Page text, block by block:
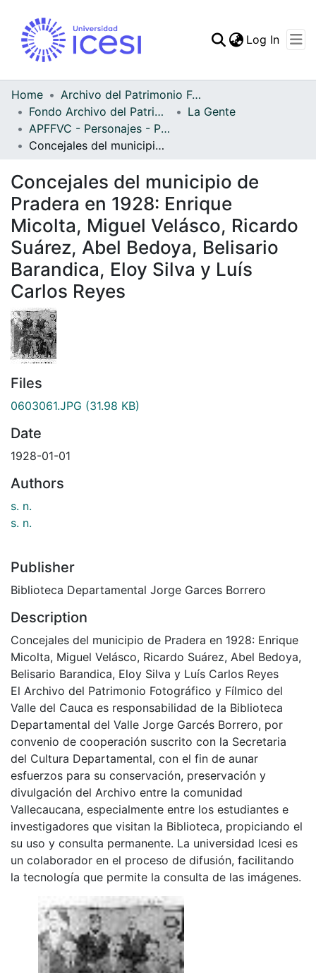
Statistics
Log In
Home
Archivo del Patrimonio Fotográfico y Fílmico del Valle del Cauca
Fondo Archivo del Patrimonio Fotográfico y Fílmico del Valle del Cauca
La Gente
APFFVC - Personajes - Patrimonial
Concejales del municipio de Pradera en 1928: Enrique Micolta, Miguel Velásco, Ricardo Suárez, Abel Bedoya, Belisario Barandica, Eloy Silva y Luís Carlos Reyes
Concejales del municipio de
Pradera en 1928: Enrique
Micolta, Miguel Velásco, Ricardo
Suárez, Abel Bedoya, Belisario
Barandica, Eloy Silva y Luís
Carlos Reyes
Files
0603061.JPG (31.98 KB)
Date
1928-01-01
Authors
s. n.
s. n.
Publisher
Biblioteca Departamental Jorge Garces Borrero
Description
Concejales del municipio de Pradera en 1928: Enrique
Micolta, Miguel Velásco, Ricardo Suárez, Abel Bedoya,
Belisario Barandica, Eloy Silva y Luís Carlos Reyes
El Archivo del Patrimonio Fotográfico y Fílmico del
Valle del Cauca es responsabilidad de la Biblioteca
Departamental del Valle Jorge Garcés Borrero, por
convenio de cooperación suscrito con la Secretaria
del Cultura Departamental, con el fin de aunar
esfuerzos para su conservación, preservación y
divulgación del Archivo entre la comunidad
Vallecaucana, especialmente entre los estudiantes e
investigadores que visitan la Biblioteca, propiciando el
su uso y consulta permanente. La universidad Icesi es
un colaborador en el proceso de difusión, facilitando
la tecnología que permite la consulta de las imágenes.